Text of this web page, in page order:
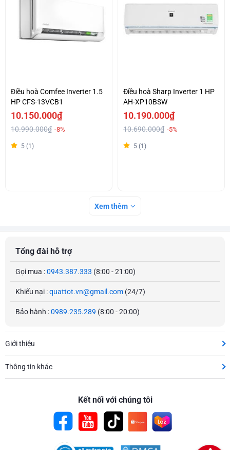
Điều hoà Comfee Inverter 1.5
HP CFS-13VCB1
10.150.000₫
10.990.000₫ -8%
5 (1)
Điều hoà Sharp Inverter 1 HP
AH-XP10BSW
10.190.000₫
10.690.000₫ -5%
5 (1)
Xem thêm
Tổng đài hỗ trợ
Gọi mua :0943.387.333 (8:00 - 21:00)
Khiếu nại :quattot.vn@gmail.com (24/7)
Bảo hành :0989.235.289 (8:00 - 20:00)
Giới thiệu
Thông tin khác
Kết nối với chúng tôi